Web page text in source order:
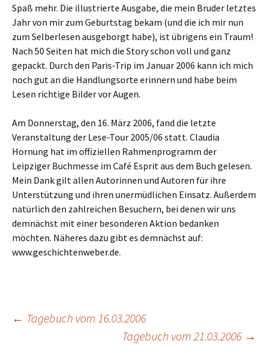
Spaß mehr. Die illustrierte Ausgabe, die mein Bruder letztes
Jahr von mir zum Geburtstag bekam (und die ich mir nun
zum Selberlesen ausgeborgt habe), ist übrigens ein Traum!
Nach 50 Seiten hat mich die Story schon voll und ganz
gepackt. Durch den Paris-Trip im Januar 2006 kann ich mich
noch gut an die Handlungsorte erinnern und habe beim
Lesen richtige Bilder vor Augen.
Am Donnerstag, den 16. März 2006, fand die letzte
Veranstaltung der Lese-Tour 2005/06 statt. Claudia
Hornung hat im offiziellen Rahmenprogramm der
Leipziger Buchmesse im Café Esprit aus dem Buch gelesen.
Mein Dank gilt allen Autorinnen und Autoren für ihre
Unterstützung und ihren unermüdlichen Einsatz. Außerdem
natürlich den zahlreichen Besuchern, bei denen wir uns
demnächst mit einer besonderen Aktion bedanken
möchten. Näheres dazu gibt es demnächst auf:
www.geschichtenweber.de.
← Tagebuch vom 16.03.2006
Tagebuch vom 21.03.2006 →